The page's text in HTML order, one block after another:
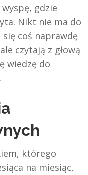
gdzie
Nikt nie ma do
coś naprawdę
czytają z głową
wiedzę do
którego
na miesiąc,